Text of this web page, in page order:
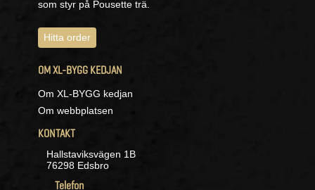
som styr på Pousette trä.
Hitta order
OM XL-BYGG KEDJAN
Om XL-BYGG kedjan
Om webbplatsen
KONTAKT
Hallstaviksvägen 1B
76298 Edsbro
Telefon